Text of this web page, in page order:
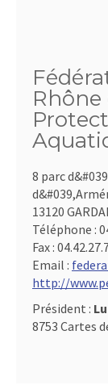
Rhône
8 parc
13120
Téléphone :
Fax :
Email :
http://
Président :
8753 Cartes